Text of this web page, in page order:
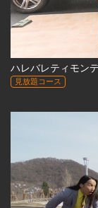
見放題コース